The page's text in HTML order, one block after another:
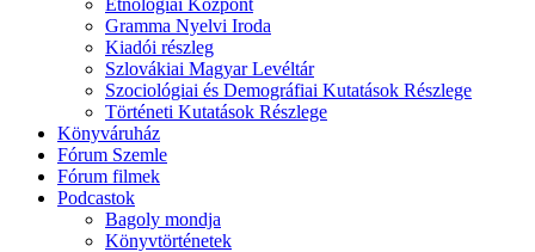
Etnológiai Központ
Gramma Nyelvi Iroda
Kiadói részleg
Szlovákiai Magyar Levéltár
Szociológiai és Demográfiai Kutatások Részlege
Történeti Kutatások Részlege
Könyváruház
Fórum Szemle
Fórum filmek
Podcastok
Bagoly mondja
Könyvtörténetek